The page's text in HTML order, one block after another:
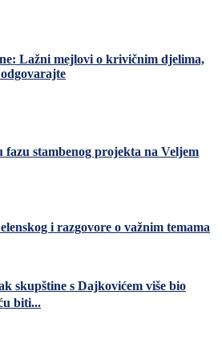
Lažni mejlovi o krivičnim djelima,
fazu stambenog projekta na Veljem
i razgovore o važnim temama
skupštine s Dajkovićem više bio
biti...